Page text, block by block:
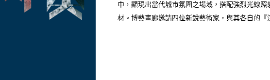
中，顯現出當代城市氛圍之場域，搭配強烈光線
材。博藝畫廊邀請四位新銳藝術家，與其各自的『